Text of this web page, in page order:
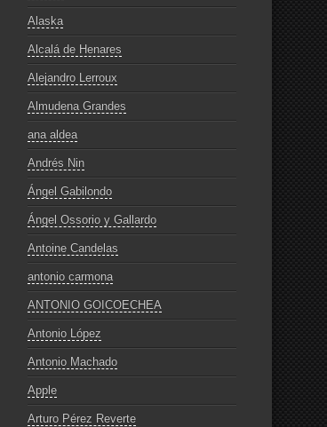
Alaska
Alcalá de Henares
Alejandro Lerroux
Almudena Grandes
ana aldea
Andrés Nin
Ángel Gabilondo
Ángel Ossorio y Gallardo
Antoine Candelas
antonio carmona
ANTONIO GOICOECHEA
Antonio López
Antonio Machado
Apple
Arturo Pérez Reverte